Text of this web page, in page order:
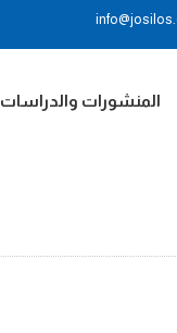
المنشورات والدراسات